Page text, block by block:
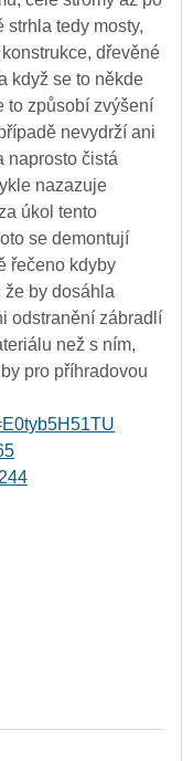
tedy mosty,
dřevěné
když se to někde
to způsobí zvýšení
nevydrží ani
naprosto čistá
nazazuje
úkol tento
se demontují
řečeno kdyby
by dosáhla
odstranění zábradlí
než s ním,
pro příhradovou